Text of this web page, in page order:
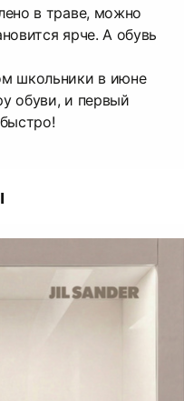
в траве, можно
ярче. А обувь
школьники в июне
обуви, и первый